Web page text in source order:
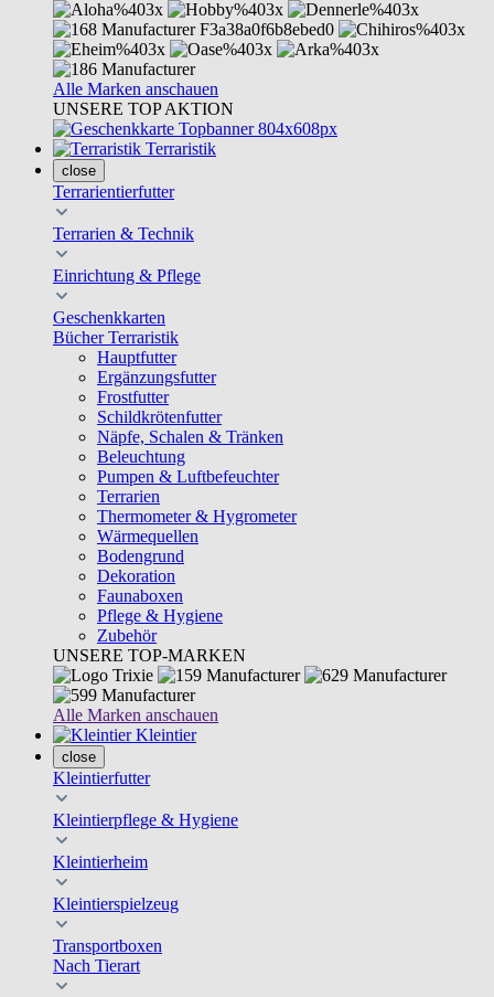
Alle Marken anschauen
UNSERE TOP AKTION
Terraristik
close
Terrarientierfutter
Terrarien & Technik
Einrichtung & Pflege
Geschenkkarten
Bücher Terraristik
Hauptfutter
Ergänzungsfutter
Frostfutter
Schildkrötenfutter
Näpfe, Schalen & Tränken
Beleuchtung
Pumpen & Luftbefeuchter
Terrarien
Thermometer & Hygrometer
Wärmequellen
Bodengrund
Dekoration
Faunaboxen
Pflege & Hygiene
Zubehör
UNSERE TOP-MARKEN
Alle Marken anschauen
Kleintier
close
Kleintierfutter
Kleintierpflege & Hygiene
Kleintierheim
Kleintierspielzeug
Transportboxen
Nach Tierart